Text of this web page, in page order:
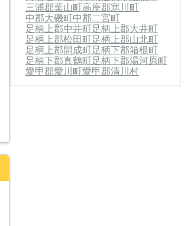
三浦郡葉山町高座郡寒川町
中郡大磯町中郡二宮町
足柄上郡中井町足柄上郡大井町
足柄上郡松田町足柄上郡山北町
足柄上郡開成町足柄下郡箱根町
足柄下郡真鶴町足柄下郡湯河原町
愛甲郡愛川町愛甲郡清川村